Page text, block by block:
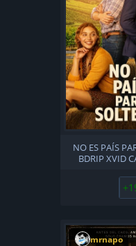
NO ES PAÍS
BDRIP XVID
mrnapo